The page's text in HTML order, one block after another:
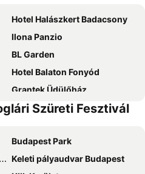
Hotel Halászkert Badacsony
Ilona Panzio
BL Garden
Hotel Balaton Fonyód
Grantek Üdülőház
Wellness Hotel Szindbád
Fenyves Yacht Club
Villa Dorottya
Szüreti Fesztivál
Budapest Park
Keleti pályaudvar Budapest